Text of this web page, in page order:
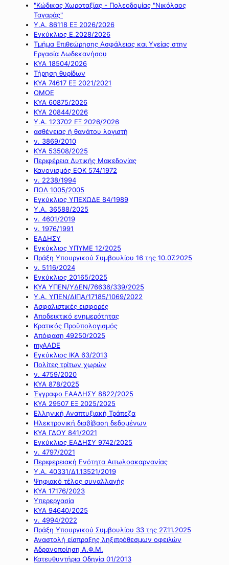
"Κώδικας Χωροταξίας - Πολεοδομίας "Νικόλαος
Ταγαράς"
Υ.Α. 86118 ΕΞ 2026/2026
Εγκύκλιος Ε.2028/2026
Τμήμα Επιθεώρησης Ασφάλειας και Υγείας στην
Εργασία Δωδεκανήσου
ΚΥΑ 18504/2026
Τήρηση θυρίδων
ΚΥΑ 74617 ΕΞ 2021/2021
ΟΜΟΕ
ΚΥΑ 60875/2026
ΚΥΑ 20844/2026
Υ.Α. 123702 ΕΞ 2026/2026
ασθένειας ή θανάτου λογιστή
ν. 3869/2010
ΚΥΑ 53508/2025
Περιφέρεια Δυτικής Μακεδονίας
Κανονισμός ΕΟΚ 574/1972
ν. 2238/1994
ΠΟΛ 1005/2005
Εγκύκλιος ΥΠΕΧΩΔΕ 84/1989
Υ.Α. 36588/2025
ν. 4601/2019
ν. 1976/1991
ΕΑΔΗΣΥ
Εγκύκλιος ΥΠΥΜΕ 12/2025
Πράξη Υπουργικού Συμβουλίου 16 της 10.07.2025
ν. 5116/2024
Εγκύκλιος 20165/2025
ΚΥΑ ΥΠΕΝ/ΥΔΕΝ/76636/339/2025
Υ.Α. ΥΠΕΝ/ΔΙΠΑ/17185/1069/2022
Ασφαλιστικές εισφορές
Αποδεικτικό ενημερότητας
Κρατικός Προϋπολογισμός
Απόφαση 49250/2025
myAADE
Εγκύκλιος ΙΚΑ 63/2013
Πολίτες τρίτων χωρών
ν. 4759/2020
ΚΥΑ 878/2025
Έγγραφο ΕΑΑΔΗΣΥ 8822/2025
ΚΥΑ 29507 ΕΞ 2025/2025
Ελληνική Αναπτυξιακή Τράπεζα
Ηλεκτρονική διαβίβαση δεδομένων
ΚΥΑ ΓΔΟΥ 841/2021
Εγκύκλιος ΕΑΔΗΣΥ 9742/2025
ν. 4797/2021
Περιφερειακή Ενότητα Αιτωλοακαρνανίας
Υ.Α. 40331/Δ1.13521/2019
Ψηφιακό τέλος συναλλαγής
ΚΥΑ 17176/2023
Υπερεργασία
ΚΥΑ 94640/2025
ν. 4994/2022
Πράξη Υπουργικού Συμβουλίου 33 της 27.11.2025
Αναστολή είσπραξης ληξιπρόθεσμων οφειλών
Αδρανοποίηση Α.Φ.Μ.
Κατευθυντήρια Οδηγία 01/2013